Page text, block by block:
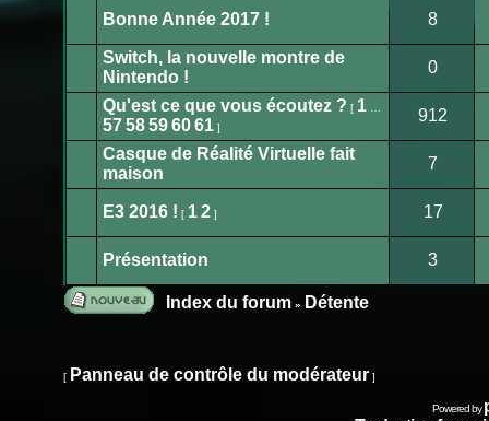
non
message
non
Bonne Année 2017 ! 8
Aucun
message
non
Switch, la nouvelle montre de
Nintendo !
0
Aucun
message
non
Qu'est ce que vous écoutez ? [ 1…
57 58 59 60 61]
912
Aucun
message
non
Casque de Réalité Virtuelle fait
maison
7
message
non
E3 2016 ! [ 1 2] 17
sujet
est
verrouillé.
publier
ou
Présentation 3
nouveau
sujet
Index du forum» Détente
[ Panneau de contrôle du modérateur]
Powered by